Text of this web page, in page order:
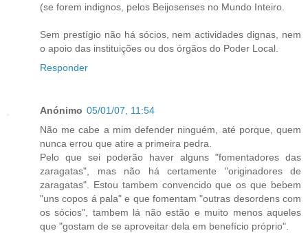
(se forem indignos, pelos Beijosenses no Mundo Inteiro.
Sem prestígio não há sócios, nem actividades dignas, nem
o apoio das instituições ou dos órgãos do Poder Local.
Responder
Anónimo 05/01/07, 11:54
Não me cabe a mim defender ninguém, até porque, quem
nunca errou que atire a primeira pedra.
Pelo que sei poderão haver alguns "fomentadores das
zaragatas", mas não há certamente "originadores de
zaragatas". Estou tambem convencido que os que bebem
"uns copos á pala" e que fomentam "outras desordens com
os sócios", tambem lá não estão e muito menos aqueles
que "gostam de se aproveitar dela em benefício próprio".